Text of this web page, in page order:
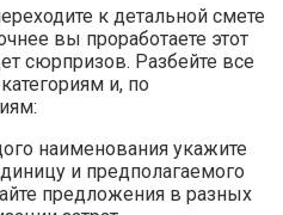
к детальной смете
вы проработаете этот
сюрпризов. Разбейте все
и, по
наименования укажите
и предполагаемого
предложения в разных